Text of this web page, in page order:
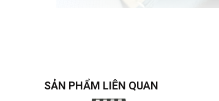
SẢN PHẨM LIÊN QUAN